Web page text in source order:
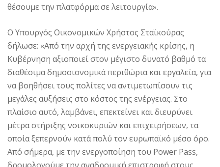
θέσουμε την πλατφόρμα σε λειτουργία».
Ο Υπουργός Οικονομικών Χρήστος Σταϊκούρας
δήλωσε: «Από την αρχή της ενεργειακής κρίσης, η
Κυβέρνηση αξιοποιεί στον μέγιστο δυνατό βαθμό τα
διαθέσιμα δημοσιονομικά περιθώρια και εργαλεία, για
να βοηθήσει τους πολίτες να αντιμετωπίσουν τις
μεγάλες αυξήσεις στο κόστος της ενέργειας. Στο
πλαίσιο αυτό, λαμβάνει, επεκτείνει και διευρύνει
μέτρα στήριξης νοικοκυριών και επιχειρήσεων, τα
οποία ξεπερνούν κατά πολύ τον ευρωπαϊκό μέσο όρο.
Από σήμερα, με την ενεργοποίηση του Power Pass,